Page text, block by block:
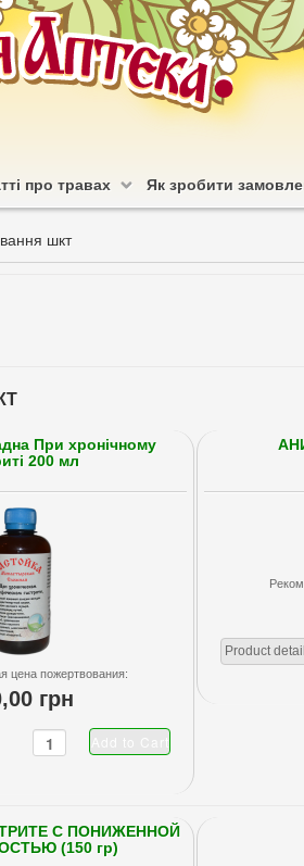
про травах Як зробити
шкт
При хронічному
200 мл
цена пожертвования:
грн
Product
С ПОНИЖЕННОЙ
(150 гр)